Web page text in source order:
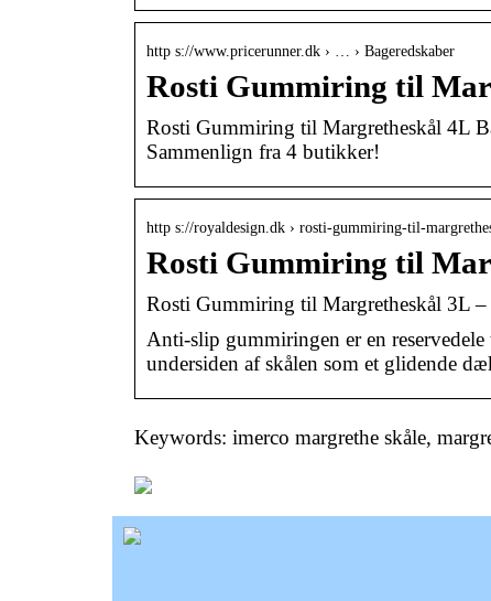
http s://www.pricerunner.dk › … › Bageredskaber
Rosti Gummiring til
Rosti Gummiring til Margretheskål 4L
Sammenlign fra 4 butikker!
http s://royaldesign.dk › rosti-gummiring-til-
Rosti Gummiring til
Rosti Gummiring til Margretheskål 3L
Anti-slip gummiringen er en
undersiden af ​​skålen som et glidende
Keywords: imerco margrethe skåle,